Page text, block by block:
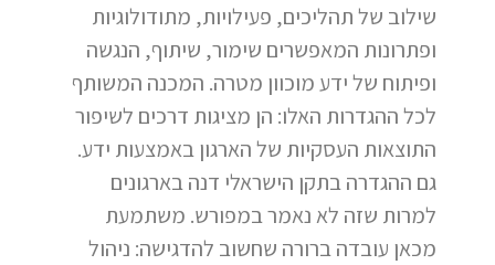
שילוב של תהליכים, פעילויות, מתודולוגיות
ופתרונות המאפשרים שימור, שיתוף, הנגשה
ופיתוח של ידע מוכוון מטרה. המכנה המשותף
לכל ההגדרות האלו: הן מציגות דרכים לשיפור
התוצאות העסקיות של הארגון באמצעות ידע.
גם ההגדרה בתקן הישראלי דנה בארגונים
למרות שזה לא נאמר במפורש. משתמעת
מכאן עובדה ברורה שחשוב להדגישה: ניהול